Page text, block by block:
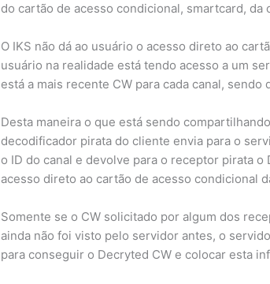
do cartão de acesso condicional, smartcard, da
O IKS não dá ao usuário o acesso direto ao
usuário na realidade está tendo acesso a um
está a mais recente CW para cada canal,
Desta maneira o que está sendo
decodificador pirata do cliente envia para o
o ID do canal e devolve para o receptor pirata
acesso direto ao cartão de acesso condicional
Somente se o CW solicitado por algum dos
ainda não foi visto pelo servidor antes, o
para conseguir o Decryted CW e colocar esta